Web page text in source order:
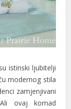
istinski ljubitelji
modernog stila
zamjenjivani
ovaj komad